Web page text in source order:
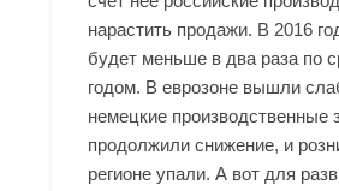
нарастить продажи. В 2016
будет меньше в два раза по
годом. В еврозоне вышли
немецкие производственные
продолжили снижение, и
регионе упали. А вот для